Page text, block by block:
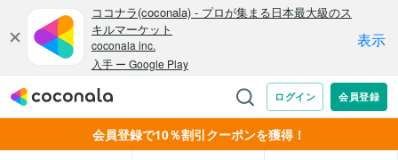
会員登録で10％割引クーポンを獲得！